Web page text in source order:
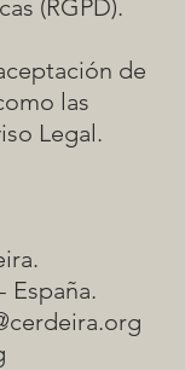
(RGPD).
de
las
Legal.
España.